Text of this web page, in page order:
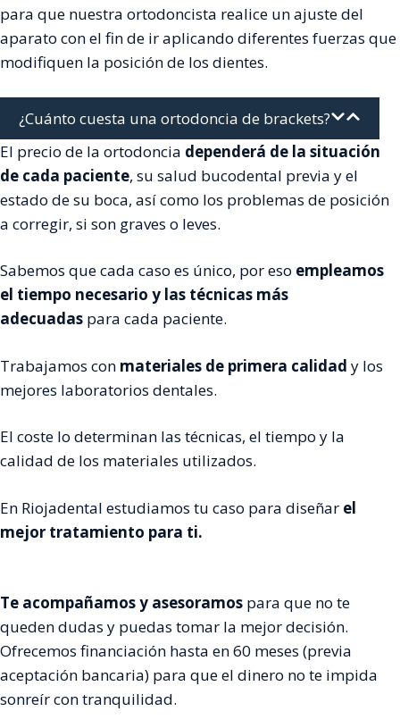
para que nuestra ortodoncista realice un ajuste del
aparato con el fin de ir aplicando diferentes fuerzas que
modifiquen la posición de los dientes.
¿Cuánto cuesta una ortodoncia de brackets?
El precio de la ortodoncia dependerá de la situación
de cada paciente, su salud bucodental previa y el
estado de su boca, así como los problemas de posición
a corregir, si son graves o leves.
Sabemos que cada caso es único, por eso empleamos
el tiempo necesario y las técnicas más
adecuadas para cada paciente.
Trabajamos con materiales de primera calidad y los
mejores laboratorios dentales.
El coste lo determinan las técnicas, el tiempo y la
calidad de los materiales utilizados.
En Riojadental estudiamos tu caso para diseñar el
mejor tratamiento para ti.
Te acompañamos y asesoramos para que no te
queden dudas y puedas tomar la mejor decisión.
Ofrecemos financiación hasta en 60 meses (previa
aceptación bancaria) para que el dinero no te impida
sonreír con tranquilidad.